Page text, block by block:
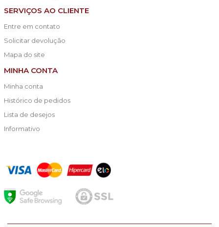
SERVIÇOS AO CLIENTE
Entre em contato
Solicitar devolução
Mapa do site
MINHA CONTA
Minha conta
Histórico de pedidos
Lista de desejos
Informativo